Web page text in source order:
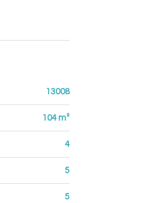
13008
104 m²
4
5
5